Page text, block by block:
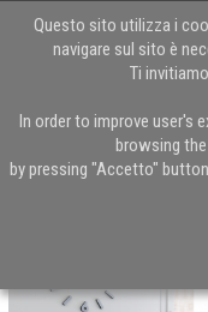
Questo sito utilizza i
navigare sul sito è
Ti
In order to improve user's
browsing
by pressing "Accetto"
Torna alla Home del Blog
Sculptures Jeux -